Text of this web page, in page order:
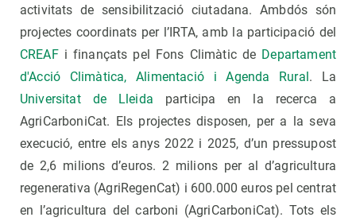
activitats de sensibilització ciutadana. Ambdós són
projectes coordinats per l’IRTA, amb la participació del
CREAFi finançats pel Fons Climàtic de Departament
d'Acció Climàtica, Alimentació i Agenda Rural. La
Universitat de Lleida participa en la recerca a
AgriCarboniCat. Els projectes disposen, per a la seva
execució, entre els anys 2022 i 2025, d’un pressupost
de 2,6 milions d’euros. 2 milions per al d’agricultura
regenerativa (AgriRegenCat) i 600.000 euros pel centrat
en l’agricultura del carboni (AgriCarboniCat). Tots els